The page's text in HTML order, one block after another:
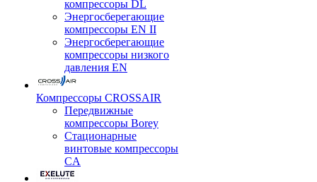
компрессоры DL
Энергосберегающие
компрессоры EN II
Энергосберегающие
компрессоры низкого
давления EN
Компрессоры CROSSAIR
Передвижные
компрессоры Borey
Стационарные
винтовые компрессоры
CA